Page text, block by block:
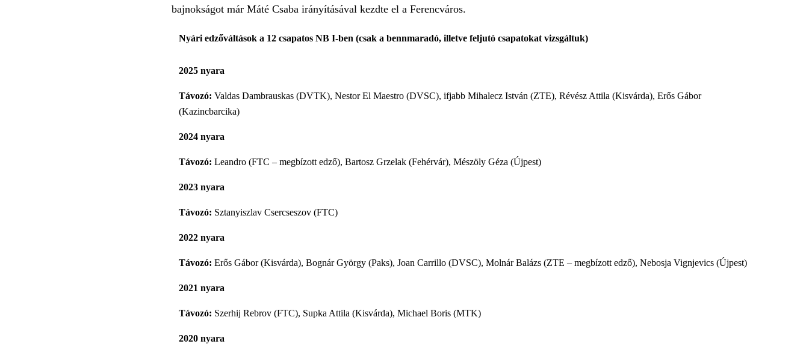
bajnokságot már Máté Csaba irányításával kezdte el a Ferencváros.
Nyári edzőváltások a 12 csapatos NB I-ben (csak a bennmaradó, illetve feljutó csapatokat vizsgáltuk)
2025 nyara
Távozó: Valdas Dambrauskas (DVTK), Nestor El Maestro (DVSC), ifjabb Mihalecz István (ZTE), Révész Attila (Kisvárda), Erős Gábor
(Kazincbarcika)
2024 nyara
Távozó: Leandro (FTC – megbízott edző), Bartosz Grzelak (Fehérvár), Mészöly Géza (Újpest)
2023 nyara
Távozó: Sztanyiszlav Csercseszov (FTC)
2022 nyara
Távozó: Erős Gábor (Kisvárda), Bognár György (Paks), Joan Carrillo (DVSC), Molnár Balázs (ZTE – megbízott edző), Nebosja Vignjevics (Újpest)
2021 nyara
Távozó: Szerhij Rebrov (FTC), Supka Attila (Kisvárda), Michael Boris (MTK)
2020 nyara